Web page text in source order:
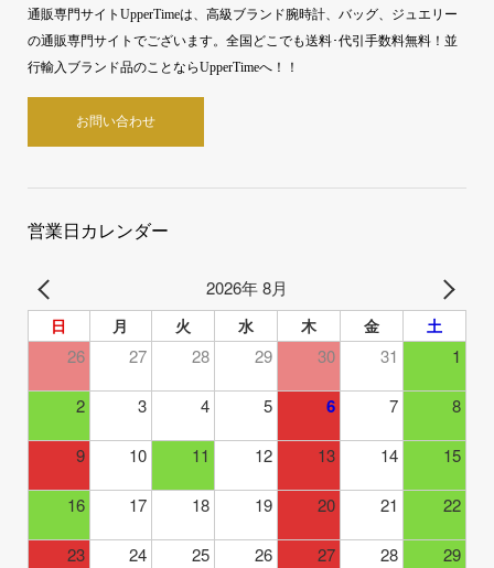
通販専門サイトUpperTimeは、高級ブランド腕時計、バッグ、ジュエリー
の通販専門サイトでございます。全国どこでも送料･代引手数料無料！並
行輸入ブランド品のことならUpperTimeへ！！
お問い合わせ
営業日カレンダー
2026年 8月
日 月 火 水 木 金 土
26 27 28 29 30 31 1
2 3 4 5 6 7 8
9 10 11 12 13 14 15
16 17 18 19 20 21 22
23 24 25 26 27 28 29